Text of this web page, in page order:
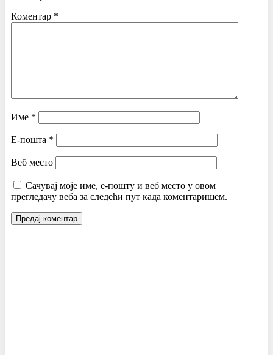
Коментар *
Име *
Е-пошта *
Веб место
Сачувај моје име, е-пошту и веб место у овом
прегледачу веба за следећи пут када коментаришем.